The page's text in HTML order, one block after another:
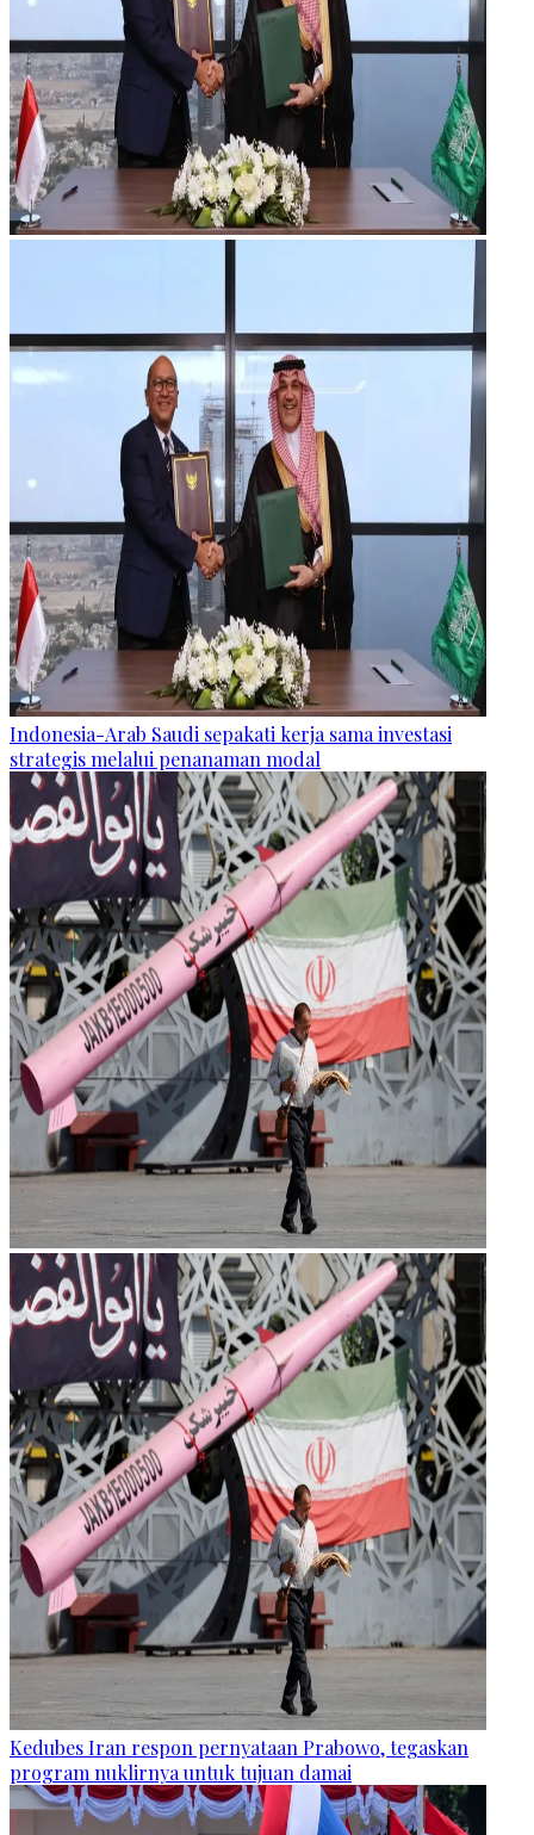
Indonesia-Arab Saudi sepakati kerja sama investasi
strategis melalui penanaman modal
Kedubes Iran respon pernyataan Prabowo, tegaskan
program nuklirnya untuk tujuan damai